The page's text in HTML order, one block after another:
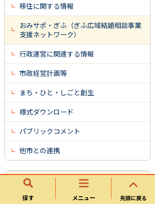
探す メニュー 先頭に戻る
移住に関する情報
おみサポ・ぎふ（ぎふ広域結婚相談事業
支援ネットワーク）
行政運営に関連する情報
市政経営計画等
まち・ひと・しごと創生
様式ダウンロード
パブリックコメント
他市との連携
市政企画部